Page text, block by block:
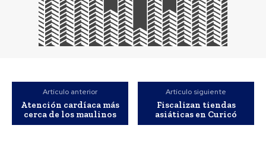
Artículo anterior
Atención cardíaca más
cerca de los maulinos
Artículo siguiente
Fiscalizan tiendas
asiáticas en Curicó